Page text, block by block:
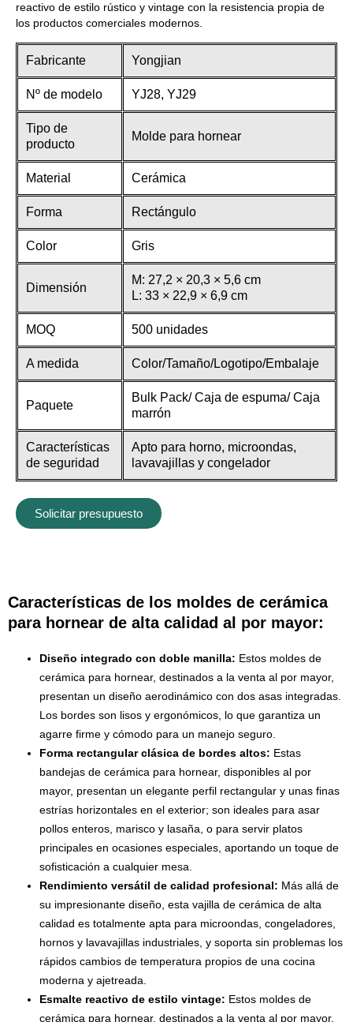
reactivo de estilo rústico y vintage con la resistencia propia de
los productos comerciales modernos.
Fabricante Yongjian
Nº de modelo YJ28, YJ29
Tipo de
producto
Molde para hornear
Material Cerámica
Forma Rectángulo
Color Gris
Dimensión
M: 27,2 × 20,3 × 5,6 cm
L: 33 × 22,9 × 6,9 cm
MOQ 500 unidades
A medida Color/Tamaño/Logotipo/Embalaje
Paquete
Bulk Pack/ Caja de espuma/ Caja
marrón
Características
de seguridad
Apto para horno, microondas,
lavavajillas y congelador
Solicitar presupuesto
Características de los moldes de cerámica
para hornear de alta calidad al por mayor:
Diseño integrado con doble manilla: Estos moldes de
cerámica para hornear, destinados a la venta al por mayor,
presentan un diseño aerodinámico con dos asas integradas.
Los bordes son lisos y ergonómicos, lo que garantiza un
agarre firme y cómodo para un manejo seguro.
Forma rectangular clásica de bordes altos: Estas
bandejas de cerámica para hornear, disponibles al por
mayor, presentan un elegante perfil rectangular y unas finas
estrías horizontales en el exterior; son ideales para asar
pollos enteros, marisco y lasaña, o para servir platos
principales en ocasiones especiales, aportando un toque de
sofisticación a cualquier mesa.
Rendimiento versátil de calidad profesional: Más allá de
su impresionante diseño, esta vajilla de cerámica de alta
calidad es totalmente apta para microondas, congeladores,
hornos y lavavajillas industriales, y soporta sin problemas los
rápidos cambios de temperatura propios de una cocina
moderna y ajetreada.
Esmalte reactivo de estilo vintage: Estos moldes de
cerámica para hornear, destinados a la venta al por mayor,